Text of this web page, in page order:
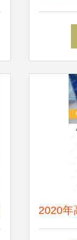
洞，
2020年